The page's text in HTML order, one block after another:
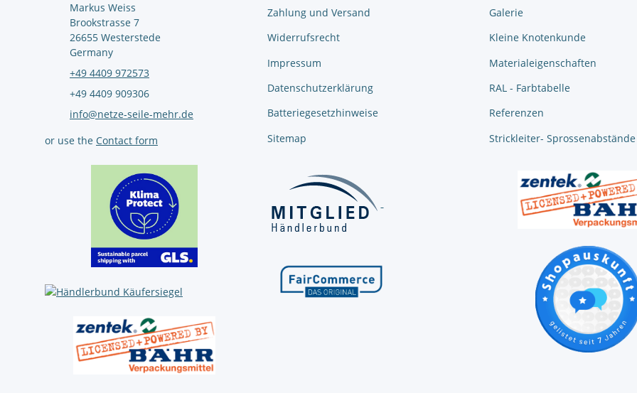
Markus Weiss
Brookstrasse 7
26655 Westerstede
Germany
+49 4409 972573
+49 4409 909306
info@netze-seile-mehr.de
or use the Contact form
Zahlung und Versand
Widerrufsrecht
Impressum
Datenschutzerklärung
Batteriegesetzhinweise
Sitemap
Galerie
Kleine Knotenkunde
Materialeigenschaften
RAL - Farbtabelle
Referenzen
Strickleiter- Sprossenabstände